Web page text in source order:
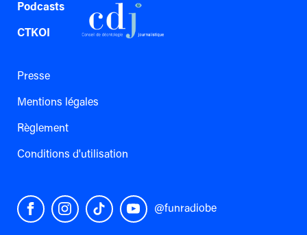
Podcasts
CTKOI
Presse
Mentions légales
Règlement
Conditions d'utilisation
@funradiobe